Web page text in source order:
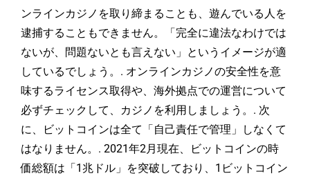
ンラインカジノを取り締まることも、遊んでいる人を
逮捕することもできません。「完全に違法なわけでは
ないが、問題ないとも言えない」というイメージが適
しているでしょう。. オンラインカジノの安全性を意
味するライセンス取得や、海外拠点での運営について
必ずチェックして、カジノを利用しましょう。. 次
に、ビットコインは全て「自己責任で管理」しなくて
はなりません。. 2021年2月現在、ビットコインの時
価総額は「1兆ドル」を突破しており、1ビットコイン